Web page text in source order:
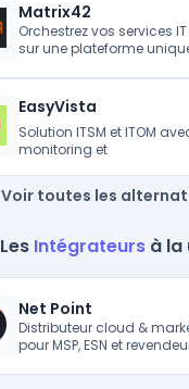
Matrix42
Orchestrez vos services
sur une plateforme
EasyVista
Solution ITSM et ITOM
monitoring et
Voir toutes les
Les Intégrateurs à la
Net Point
Distributeur cloud &
pour MSP, ESN et